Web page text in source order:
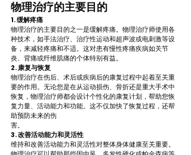
物理治疗的主要目的
1. 缓解疼痛
物理治疗的主要目的之一是缓解疼痛。物理治疗师使用各
种技术，如手法治疗、治疗性运动和超声波或电刺激等设
备，来减轻疼痛和不适。这对患有慢性疼痛疾病如关节
炎、背痛或纤维肌痛的个体特别有益。
2. 康复与恢复
物理治疗在伤后、术后或疾病后的康复过程中起着至关重
要的作用。无论您是在从运动损伤、骨折还是重大手术中
恢复，物理治疗师都会设计个性化的康复计划，帮助您恢
复力量、活动能力和功能。这不仅加快了恢复过程，还帮
助预防未来的伤
害。
3. 改善活动能力和灵活性
维持和改善活动能力和灵活性对整体身体健康至关重要。